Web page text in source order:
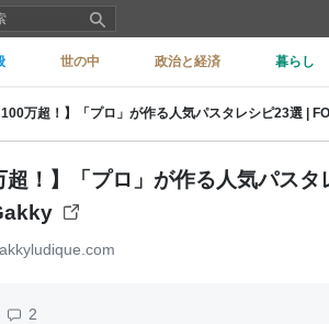
世の中 政治と経済 暮らし
100万超！】「プロ」が作る人気パスタレシピ23選 |
超！】「プロ」が作る人気パス
2